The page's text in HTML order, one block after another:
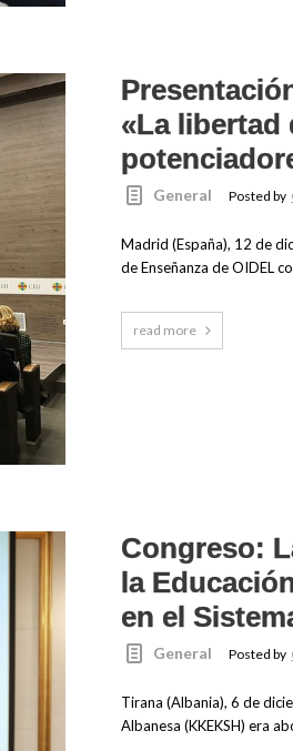
«La libertad
General Posted by
Madrid (España), 12 de
de Enseñanza de OIDEL
read more
Congreso:
la
en el
General Posted by
Tirana (Albania), 6 de
Albanesa (KKEKSH) era